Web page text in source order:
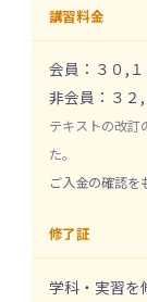
講習料金
会員：３０,
非会員：３
テキストの改訂
た。
ご入金の確認を
修了証
学科・実習を